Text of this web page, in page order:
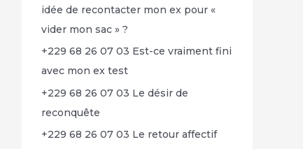
idée de recontacter mon ex pour «
vider mon sac » ?
+229 68 26 07 03 Est-ce vraiment fini
avec mon ex test
+229 68 26 07 03 Le désir de
reconquête
+229 68 26 07 03 Le retour affectif